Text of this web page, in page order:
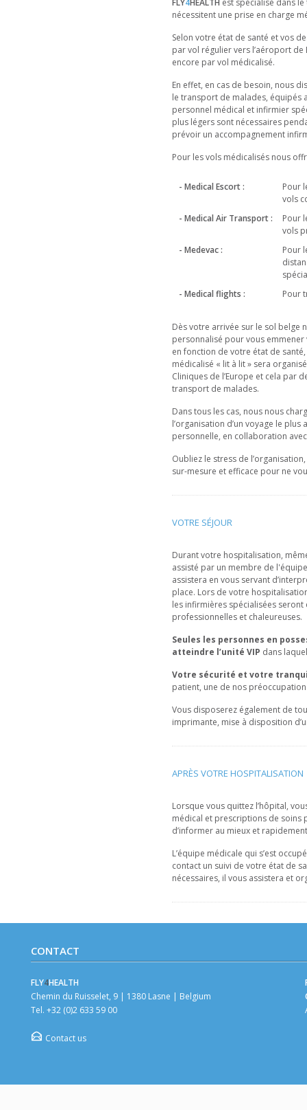
FLY4HEALTH est spécialisé dans
nécessitent une prise en charge
Selon votre état de santé et vos
par vol régulier vers l’aéroport
encore par vol médicalisé.
En effet, en cas de besoin, nous
le transport de malades, équipés
personnel médical et infirmier
plus légers sont nécessaires
prévoir un accompagnement
Pour les vols médicalisés nous
- Medical Escort :
Pour
vols
- Medical Air Transport :
Pour
vols
- Medevac :
Pour
- Medical flights :
Pour
Dès votre arrivée sur le sol belge
personnalisé pour vous emmener
en fonction de votre état de
médicalisé « lit à lit » sera
Cliniques de l’Europe et cela par
transport de malades.
Dans tous les cas, nous nous
l’organisation d’un voyage le
personnelle, en collaboration
Oubliez le stress de
sur-mesure et efficace pour ne
VOTRE SÉJOUR
Durant votre hospitalisation,
assisté par un membre de
assistera en vous servant
place. Lors de votre
les infirmières spécialisées
professionnelles et chaleureuses.
Seules les personnes en
atteindre l’unité VIP dans
Votre sécurité et votre
patient, une de nos
Vous disposerez également de
imprimante, mise à disposition
APRÈS VOTRE HOSPITALISATION
Lorsque vous quittez l’hôpital,
médical et prescriptions de soins
d’informer au mieux et
L’équipe médicale qui s’est
contact un suivi de votre état de
nécessaires, il vous assistera et
CONTACT
FLY4HEALTH
Chemin du Ruisselet, 9 | 1380 Lasne | Belgium
Tel. +32 (0)2 633 59 00
Contact us